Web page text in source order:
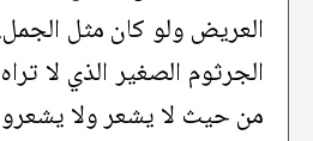
العريض ولو كان مثل
الجرثوم الصغير الذي لا
من حيث لا يشعر ولا